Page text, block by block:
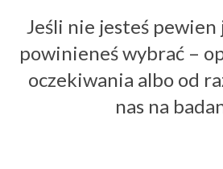
Jeśli nie jesteś pewien
powinieneś wybrać –
oczekiwania albo od
nas na